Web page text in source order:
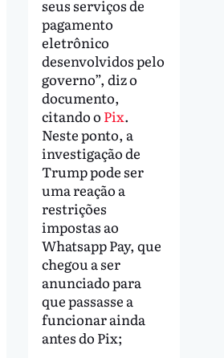
seus serviços de
pagamento
eletrônico
desenvolvidos pelo
governo”, diz o
documento,
citando o Pix.
Neste ponto, a
investigação de
Trump pode ser
uma reação a
restrições
impostas ao
Whatsapp Pay, que
chegou a ser
anunciado para
que passasse a
funcionar ainda
antes do Pix;